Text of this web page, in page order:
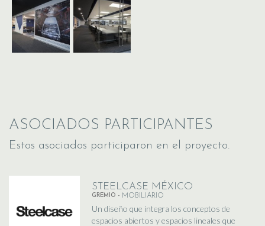
ASOCIADOS PARTICIPANTES
Estos asociados participaron en el proyecto.
STEELCASE MÉXICO
GREMIO - MOBILIARIO
Un diseño que integra los conceptos de
espacios abiertos y espacios lineales que